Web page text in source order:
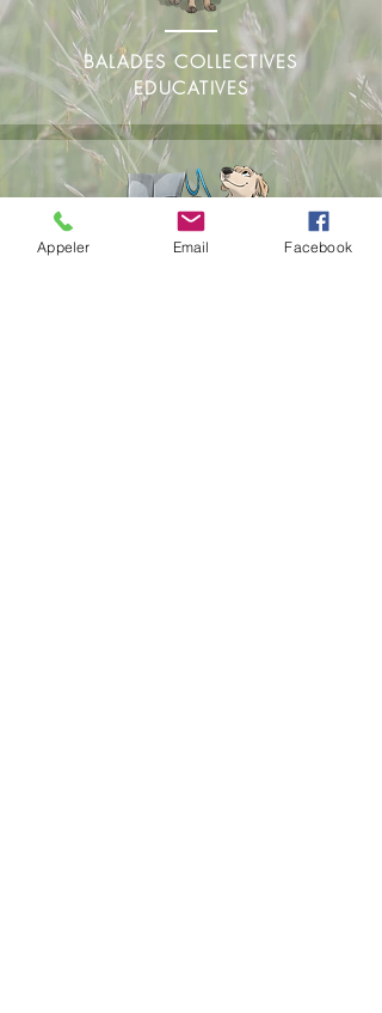
BALADES COLLECTIVES
EDUCATIVES
Appeler Email Facebook